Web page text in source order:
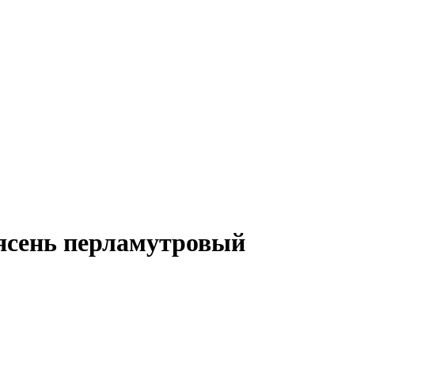
перламутровый